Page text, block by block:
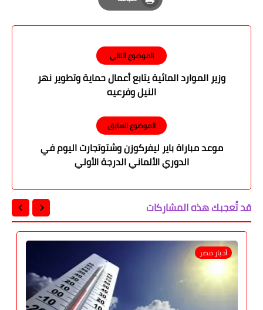
Print
الموضوع التالي
وزير الموارد المائية يتابع أعمال حماية وتطوير نهر
النيل وفرعيه
الموضوع السابق
موعد مباراة باير ليفركوزن وشتوتجارت اليوم في
الدوري الألماني الدرجة الأولي
قد تُعجبك هذه المشاركات
أخبار مصر